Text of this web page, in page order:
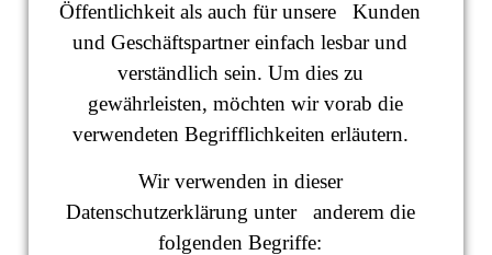
Öffentlichkeit als auch für unsere Kunden
und Geschäftspartner einfach lesbar und
verständlich sein. Um dies zu
gewährleisten, möchten wir vorab die
verwendeten Begrifflichkeiten erläutern.
Wir verwenden in dieser
Datenschutzerklärung unter anderem die
folgenden Begriffe: